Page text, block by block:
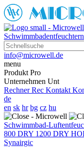
info@microwell.de
menu
Produkt Pro
Unternehmen Unt
Rechner Rec Kontakt
de
en sk hr bg cz hu
Schwimmbad-
800 DRY 1200 DRY
Synairgic